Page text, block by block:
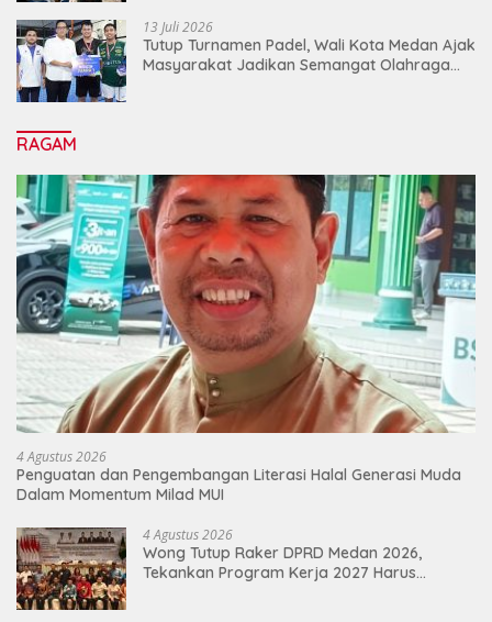
13 Juli 2026
Tutup Turnamen Padel, Wali Kota Medan Ajak
Masyarakat Jadikan Semangat Olahraga
RAGAM
4 Agustus 2026
Penguatan dan Pengembangan Literasi Halal Generasi Muda
Dalam Momentum Milad MUI
4 Agustus 2026
Wong Tutup Raker DPRD Medan 2026,
Tekankan Program Kerja 2027 Harus